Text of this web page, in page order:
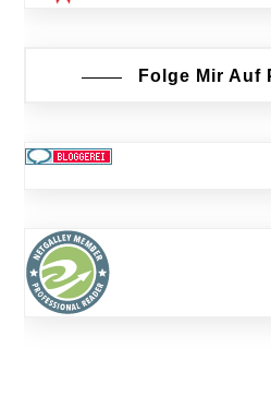
Folge Mir Auf